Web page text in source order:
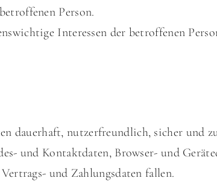
Person.
Interessen der betroffenen
dauerhaft, nutzerfreundlich, sicher und
und Kontaktdaten, Browser- und
und Zahlungsdaten fallen.